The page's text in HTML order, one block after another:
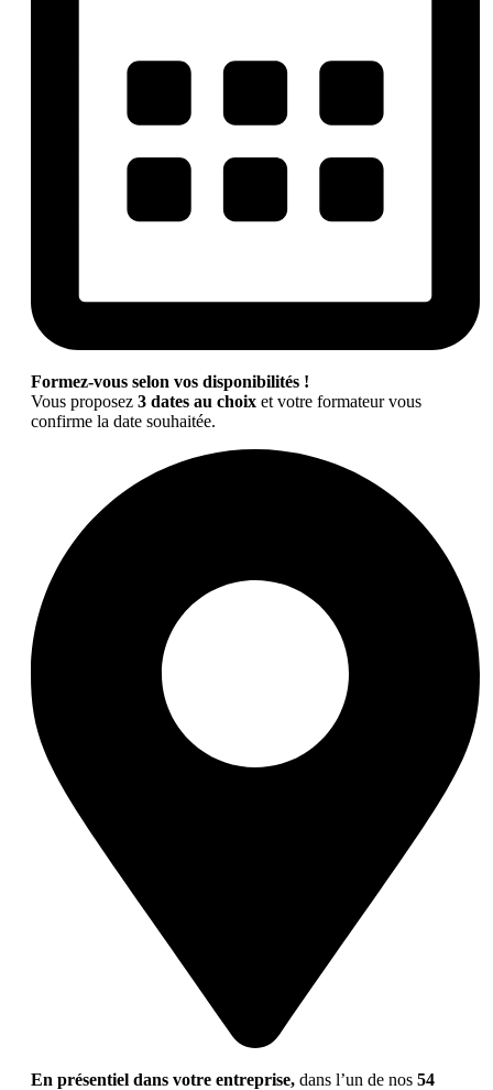
Formez-vous selon vos disponibilités !
Vous proposez 3 dates au choix et votre formateur vous
confirme la date souhaitée.
En présentiel dans votre entreprise, dans l’un de nos 54